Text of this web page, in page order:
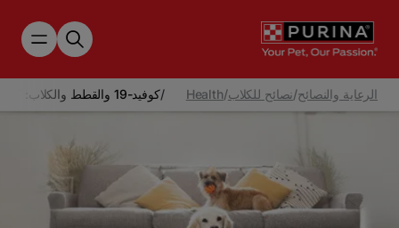
الرعاية والنصائح/نصائح للكلاب/
Health
/كوفيد-19 والقطط والكلاب: كل ما تحتاج إلى معرفته